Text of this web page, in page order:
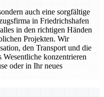
auch eine sorgfältige
in Friedrichshafen
in den richtigen Händen
Projekten. Wir
den Transport und die
konzentrieren
oder in Ihr neues